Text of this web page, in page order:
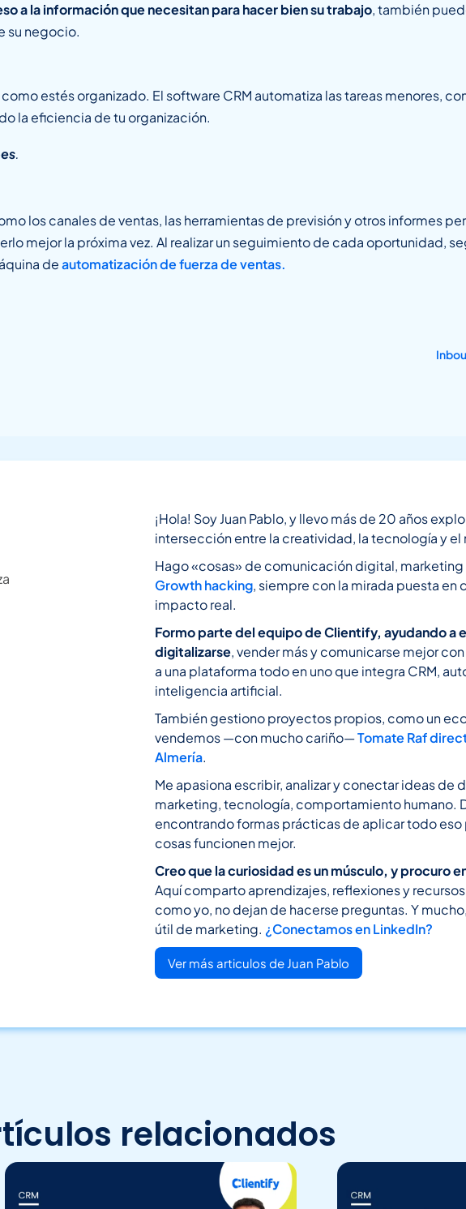
a la información que necesitan para hacer bien su trabajo, también
su negocio.
estés organizado. El software CRM automatiza las tareas menores,
la eficiencia de tu organización.
.
los canales de ventas, las herramientas de previsión y otros informes
mejor la próxima vez. Al realizar un seguimiento de cada oportunidad,
deautomatización de fuerza de ventas.
¡Hola! Soy Juan Pablo, y llevo más de 20 años
intersección entre la creatividad, la tecnología y el
Hago «cosas» de comunicación digital,
Growth hacking, siempre con la mirada puesta en
impacto real.
Formo parte del equipo de Clientify, ayudando a
digitalizarse, vender más y comunicarse mejor
a una plataforma todo en uno que integra CRM,
inteligencia artificial.
También gestiono proyectos propios, como un
vendemos —con mucho cariño—Tomate Raf
Almería.
Me apasiona escribir, analizar y conectar ideas de
marketing, tecnología, comportamiento humano.
encontrando formas prácticas de aplicar todo eso
cosas funcionen mejor.
Creo que la curiosidad es un músculo, y procuro
Aquí comparto aprendizajes, reflexiones y
como yo, no dejan de hacerse preguntas. Y
útil de marketing. ¿Conectamos en LinkedIn?
Ver más articulos de Juan Pablo
relacionados